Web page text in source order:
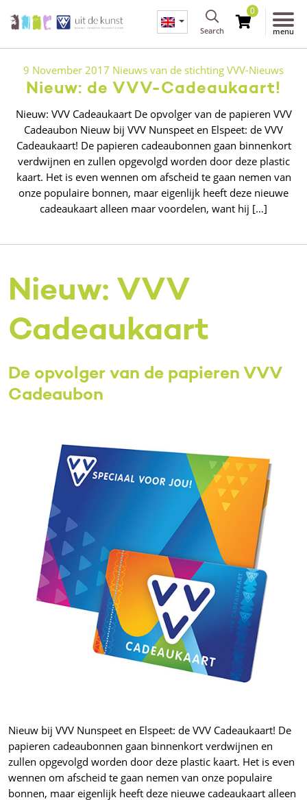
Search
0
menu
9 November 2017 Nieuws van de stichting VVV-Nieuws
Nieuw: de VVV-Cadeaukaart!
Nieuw: VVV Cadeaukaart De opvolger van de papieren VVV
Cadeaubon Nieuw bij VVV Nunspeet en Elspeet: de VVV
Cadeaukaart! De papieren cadeaubonnen gaan binnenkort
verdwijnen en zullen opgevolgd worden door deze plastic
kaart. Het is even wennen om afscheid te gaan nemen van
onze populaire bonnen, maar eigenlijk heeft deze nieuwe
cadeaukaart alleen maar voordelen, want hij […]
Nieuw: VVV
Cadeaukaart
De opvolger van de papieren VVV
Cadeaubon
Nieuw bij VVV Nunspeet en Elspeet: de VVV Cadeaukaart! De
papieren cadeaubonnen gaan binnenkort verdwijnen en
zullen opgevolgd worden door deze plastic kaart. Het is even
wennen om afscheid te gaan nemen van onze populaire
bonnen, maar eigenlijk heeft deze nieuwe cadeaukaart alleen